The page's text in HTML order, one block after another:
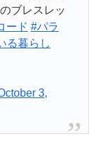
ブレスレッ
ード #パラ
る暮らし
3,